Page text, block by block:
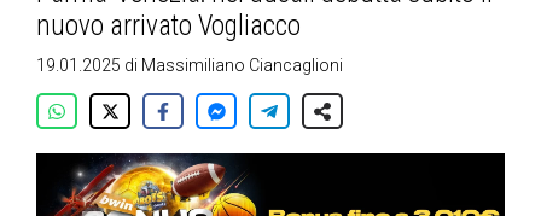
nuovo arrivato Vogliacco
19.01.2025 di Massimiliano Ciancaglioni